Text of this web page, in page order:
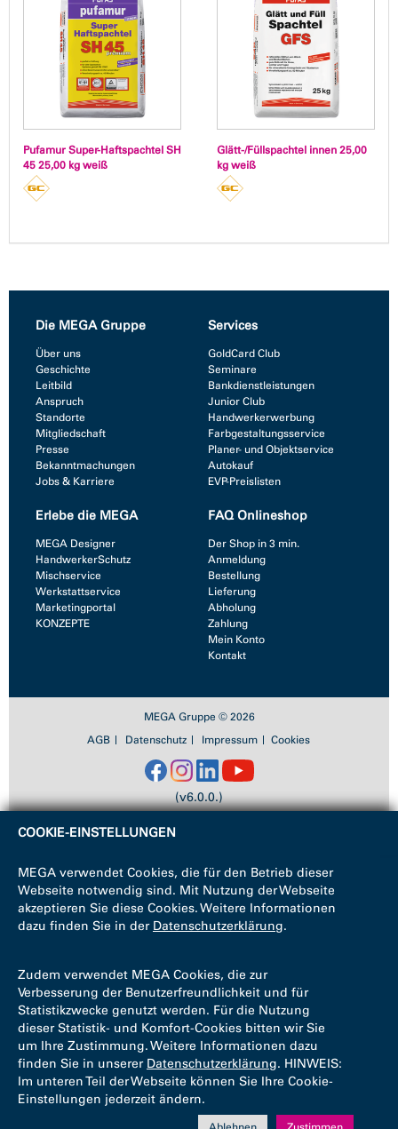
Pufamur Super-Haftspachtel SH
45 25,00 kg weiß
Glätt-/Füllspachtel innen 25,00
kg weiß
Die MEGA Gruppe
Über uns
Geschichte
Leitbild
Anspruch
Standorte
Mitgliedschaft
Presse
Bekanntmachungen
Jobs & Karriere
Services
GoldCard Club
Seminare
Bankdienstleistungen
Junior Club
Handwerkerwerbung
Farbgestaltungsservice
Planer- und Objektservice
Autokauf
EVP-Preislisten
Erlebe die MEGA
MEGA Designer
HandwerkerSchutz
Mischservice
Werkstattservice
Marketingportal
KONZEPTE
FAQ Onlineshop
Der Shop in 3 min.
Anmeldung
Bestellung
Lieferung
Abholung
Zahlung
Mein Konto
Kontakt
MEGA Gruppe © 2026
AGB
Datenschutz Impressum Cookies
(v6.0.0.)
COOKIE-EINSTELLUNGEN
MEGA verwendet Cookies, die für den Betrieb dieser
Webseite notwendig sind. Mit Nutzung der Webseite
akzeptieren Sie diese Cookies. Weitere Informationen
dazu finden Sie in der Datenschutzerklärung.
Zudem verwendet MEGA Cookies, die zur
Verbesserung der Benutzerfreundlichkeit und für
Statistikzwecke genutzt werden. Für die Nutzung
dieser Statistik- und Komfort-Cookies bitten wir Sie
um Ihre Zustimmung. Weitere Informationen dazu
finden Sie in unserer Datenschutzerklärung. HINWEIS:
Im unteren Teil der Webseite können Sie Ihre Cookie-
Einstellungen jederzeit ändern.